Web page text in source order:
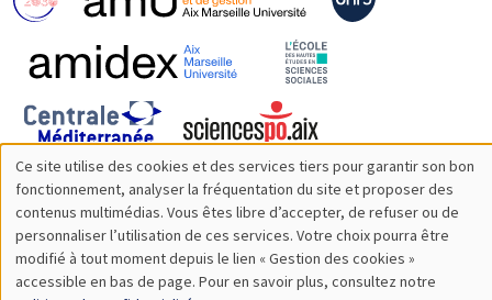
Utilisation
des
données
Ce site utilise des cookies et des services tiers pour garantir son bon
fonctionnement, analyser la fréquentation du site et proposer des
contenus multimédias. Vous êtes libre d’accepter, de refuser ou de
personnaliser l’utilisation de ces services. Votre choix pourra être
modifié à tout moment depuis le lien « Gestion des cookies »
accessible en bas de page. Pour en savoir plus, consultez notre